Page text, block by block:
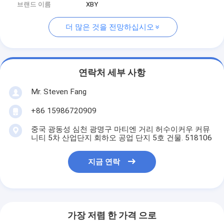
브랜드 이름
XBY
더 많은 것을 전망하십시오
연락처 세부 사항
Mr. Steven Fang
+86 15986720909
중국 광동성 심천 광명구 마티엔 거리 허수이커우 커뮤
니티 5차 산업단지 회하오 공업 단지 5호 건물. 518106
지금 연락
가장 저렴 한 가격 으로